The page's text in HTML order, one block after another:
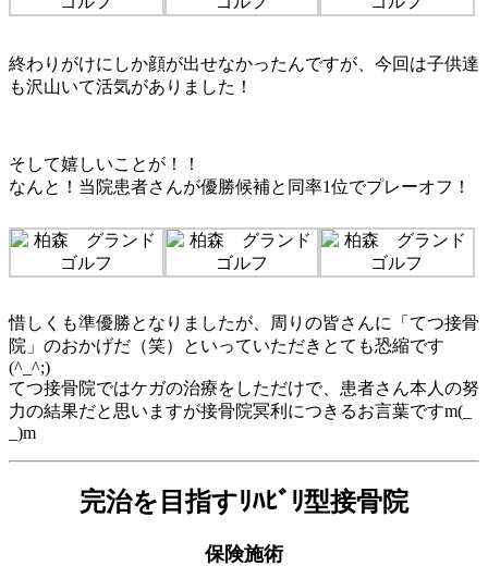
終わりがけにしか顔が出せなかったんですが、今回は子供達
も沢山いて活気がありました！
そして嬉しいことが！！
なんと！当院患者さんが優勝候補と同率1位でプレーオフ！
惜しくも準優勝となりましたが、周りの皆さんに「てつ接骨
院」のおかげだ（笑）といっていただきとても恐縮です
(^_^;)
てつ接骨院ではケガの治療をしただけで、患者さん本人の努
力の結果だと思いますが接骨院冥利につきるお言葉ですm(_
_)m
完治を目指すﾘﾊﾋﾞﾘ型接骨院
保険施術